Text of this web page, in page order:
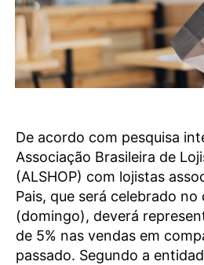
De acordo com pesquisa
Associação Brasileira de
(ALSHOP) com lojistas
Pais, que será celebrado no
(domingo), deverá
de 5% nas vendas em
passado. Segundo a